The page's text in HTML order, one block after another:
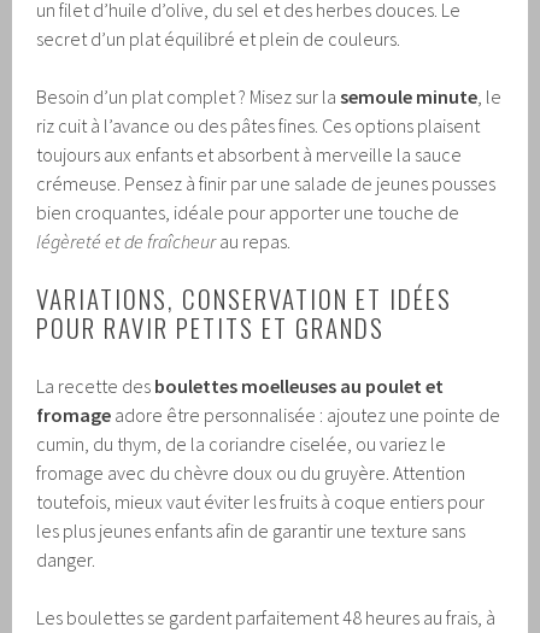
un filet d’huile d’olive, du sel et des herbes douces. Le
secret d’un plat équilibré et plein de couleurs.
Besoin d’un plat complet ? Misez sur lasemoule minute, le
riz cuit à l’avance ou des pâtes fines. Ces options plaisent
toujours aux enfants et absorbent à merveille la sauce
crémeuse. Pensez à finir par une salade de jeunes pousses
bien croquantes, idéale pour apporter une touche de
légèreté et de fraîcheurau repas.
VARIATIONS, CONSERVATION ET IDÉES
POUR RAVIR PETITS ET GRANDS
La recette des boulettes moelleuses au poulet et
fromage adore être personnalisée : ajoutez une pointe de
cumin, du thym, de la coriandre ciselée, ou variez le
fromage avec du chèvre doux ou du gruyère. Attention
toutefois, mieux vaut éviter les fruits à coque entiers pour
les plus jeunes enfants afin de garantir une texture sans
danger.
Les boulettes se gardent parfaitement 48 heures au frais, à